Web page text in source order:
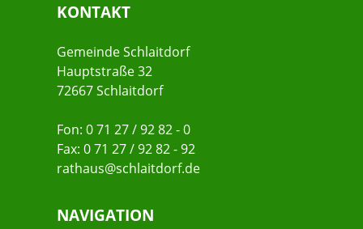
KONTAKT
Gemeinde Schlaitdorf
Hauptstraße 32
72667 Schlaitdorf
Fon: 0 71 27 / 92 82 - 0
Fax: 0 71 27 / 92 82 - 92
rathaus@schlaitdorf.de
NAVIGATION